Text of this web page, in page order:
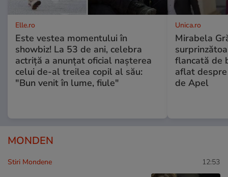
Elle.ro
Este vestea momentului în
showbiz! La 53 de ani, celebra
actriță a anunțat oficial nașterea
celui de-al treilea copil al său:
"Bun venit în lume, fiule"
Unica.ro
Mirabela
flancată de
aflat
de Apel
MONDEN
Stiri Mondene 12:53